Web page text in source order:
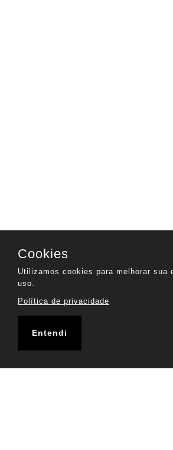
Cookies
Utilizamos cookies para melhorar sua
uso.
Política de privacidade
Entendi